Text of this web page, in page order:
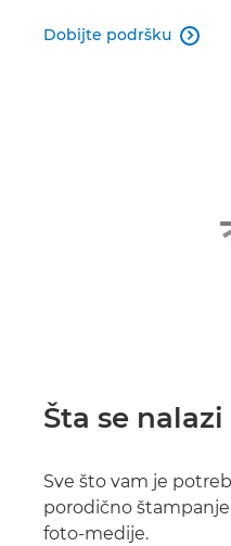
Dobijte podršku 
Šta se
Sve što vam je
porodično
foto-medije.